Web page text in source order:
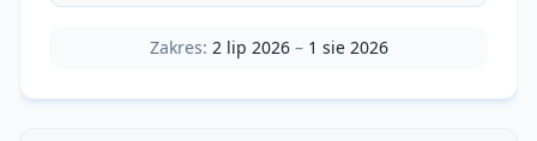
Zakres: 2 lip 2026– 1 sie 2026